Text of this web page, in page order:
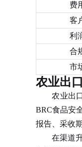
费
客
利
合
市
农业出
农业出口
BRC食品安
报告、采收
在渠道升